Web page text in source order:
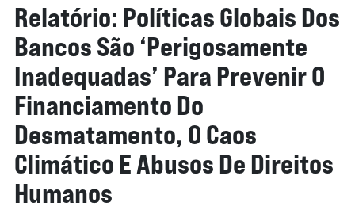
Relatório: Políticas Globais Dos
Bancos São ‘perigosamente
Inadequadas’ Para Prevenir O
Financiamento Do
Desmatamento, O Caos
Climático E Abusos De Direitos
Humanos